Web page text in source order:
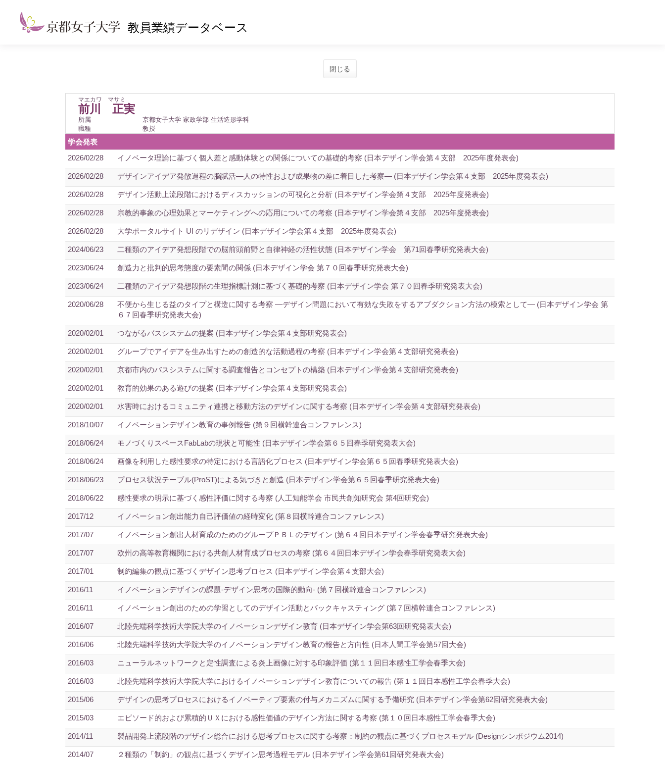
教員業績データベース
閉じる
マエカワ マサミ
前川 正実
所属
京都女子大学 家政学部 生活造形学科
職種
教授
学会発表
2026/02/28
イノベータ理論に基づく個人差と感動体験との関係についての基礎的考察 (日本デザイン学会第４支部 2025年度発表会)
2026/02/28 デザインアイデア発散過程の脳賦活―人の特性および成果物の差に着目した考察― (日本デザイン学会第４支部 2025年度発表会)
2026/02/28 デザイン活動上流段階におけるディスカッションの可視化と分析 (日本デザイン学会第４支部 2025年度発表会)
2026/02/28 宗教的事象の心理効果とマーケティングへの応用についての考察 (日本デザイン学会第４支部 2025年度発表会)
2026/02/28 大学ポータルサイト UI のリデザイン (日本デザイン学会第４支部 2025年度発表会)
2024/06/23 二種類のアイデア発想段階での脳前頭前野と自律神経の活性状態 (日本デザイン学会 第71回春季研究発表大会)
2023/06/24 創造力と批判的思考態度の要素間の関係 (日本デザイン学会 第７０回春季研究発表大会)
2023/06/24 二種類のアイデア発想段階の生理指標計測に基づく基礎的考察 (日本デザイン学会 第７０回春季研究発表大会)
2020/06/28
不便から生じる益のタイプと構造に関する考察 ―デザイン問題において有効な失敗をするアブダクション方法の模索として― (日本デザイン学会 第
６７回春季研究発表大会)
2020/02/01 つながるバスシステムの提案 (日本デザイン学会第４支部研究発表会)
2020/02/01 グループでアイデアを生み出すための創造的な活動過程の考察 (日本デザイン学会第４支部研究発表会)
2020/02/01 京都市内のバスシステムに関する調査報告とコンセプトの構築 (日本デザイン学会第４支部研究発表会)
2020/02/01 教育的効果のある遊びの提案 (日本デザイン学会第４支部研究発表会)
2020/02/01 水害時におけるコミュニティ連携と移動方法のデザインに関する考察 (日本デザイン学会第４支部研究発表会)
2018/10/07 イノベーションデザイン教育の事例報告 (第９回横幹連合コンファレンス)
2018/06/24 モノづくりスペースFabLabの現状と可能性 (日本デザイン学会第６５回春季研究発表大会)
2018/06/24 画像を利用した感性要求の特定における言語化プロセス (日本デザイン学会第６５回春季研究発表大会)
2018/06/23 プロセス状況テーブル(ProST)による気づきと創造 (日本デザイン学会第６５回春季研究発表大会)
2018/06/22 感性要求の明示に基づく感性評価に関する考察 (人工知能学会 市民共創知研究会 第4回研究会)
2017/12 イノベーション創出能力自己評価値の経時変化 (第８回横幹連合コンファレンス)
2017/07 イノベーション創出人材育成のためのグループＰＢＬのデザイン (第６４回日本デザイン学会春季研究発表大会)
2017/07 欧州の高等教育機関における共創人材育成プロセスの考察 (第６４回日本デザイン学会春季研究発表大会)
2017/01 制約編集の観点に基づくデザイン思考プロセス (日本デザイン学会第４支部大会)
2016/11 イノベーションデザインの課題-デザイン思考の国際的動向- (第７回横幹連合コンファレンス)
2016/11 イノベーション創出のための学習としてのデザイン活動とバックキャスティング (第７回横幹連合コンファレンス)
2016/07 北陸先端科学技術大学院大学のイノベーションデザイン教育 (日本デザイン学会第63回研究発表大会)
2016/06 北陸先端科学技術大学院大学のイノベーションデザイン教育の報告と方向性 (日本人間工学会第57回大会)
2016/03 ニューラルネットワークと定性調査による炎上画像に対する印象評価 (第１１回日本感性工学会春季大会)
2016/03 北陸先端科学技術大学院大学におけるイノベーションデザイン教育についての報告 (第１１回日本感性工学会春季大会)
2015/06 デザインの思考プロセスにおけるイノベーティブ要素の付与メカニズムに関する予備研究 (日本デザイン学会第62回研究発表大会)
2015/03 エピソード的および累積的ＵＸにおける感性価値のデザイン方法に関する考察 (第１０回日本感性工学会春季大会)
2014/11 製品開発上流段階のデザイン総合における思考プロセスに関する考察：制約の観点に基づくプロセスモデル (Designシンポジウム2014)
2014/07 ２種類の「制約」の観点に基づくデザイン思考過程モデル (日本デザイン学会第61回研究発表大会)